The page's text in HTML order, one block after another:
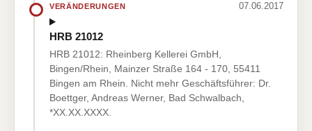
VERÄNDERUNGEN 07.06.2017
HRB 21012
HRB 21012: Rheinberg Kellerei GmbH,
Bingen/Rhein, Mainzer Straße 164 - 170, 55411
Bingen am Rhein. Nicht mehr Geschäftsführer: Dr.
Boettger, Andreas Werner, Bad Schwalbach,
*XX.XX.XXXX.